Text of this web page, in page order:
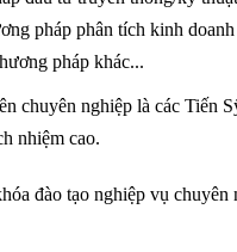
pháp phân tích kinh
pháp khác...
chuyên nghiệp là các
nhiệm cao.
đào tạo nghiệp vụ